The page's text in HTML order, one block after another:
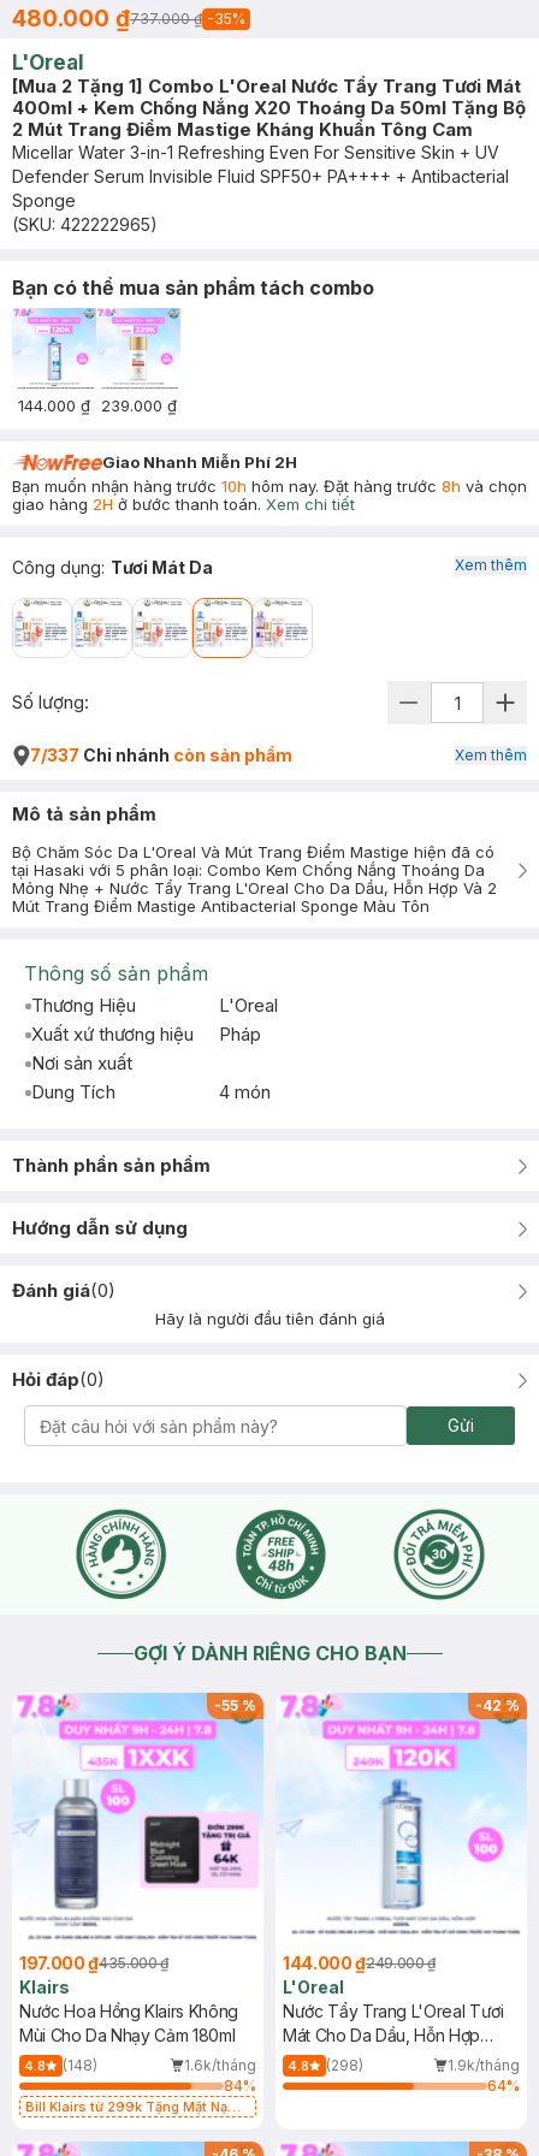
480.000 ₫737.000 ₫ -35%
L'Oreal
[Mua 2 Tặng 1] Combo L'Oreal Nước Tẩy Trang Tươi Mát
400ml + Kem Chống Nắng X20 Thoáng Da 50ml Tặng Bộ
2 Mút Trang Điểm Mastige Kháng Khuẩn Tông Cam
Micellar Water 3-in-1 Refreshing Even For Sensitive Skin + UV
Defender Serum Invisible Fluid SPF50+ PA++++ + Antibacterial
Sponge
(SKU: 422222965)
Bạn có thể mua sản phẩm tách combo
144.000 ₫ 239.000 ₫
Giao Nhanh Miễn Phí 2H
Bạn muốn nhận hàng trước 10h hôm nay. Đặt hàng trước 8h và chọn
giao hàng 2H ở bước thanh toán. Xem chi tiết
Công dụng: Tươi Mát Da Xem thêm
Số lượng:
7/337 Chi nhánh còn sản phẩm Xem thêm
Mô tả sản phẩm
Bộ Chăm Sóc Da L'Oreal Và Mút Trang Điểm Mastige hiện đã có
tại Hasaki với 5 phân loại: Combo Kem Chống Nắng Thoáng Da
Mỏng Nhẹ + Nước Tẩy Trang L'Oreal Cho Da Dầu, Hỗn Hợp Và 2
Mút Trang Điểm Mastige Antibacterial Sponge Màu Tôn
Thông số sản phẩm
Thương Hiệu
L'Oreal
Xuất xứ thương hiệu
Pháp
Nơi sản xuất
Dung Tích
4 món
Thành phần sản phẩm
Hướng dẫn sử dụng
Đánh giá(0)
Hãy là người đầu tiên đánh giá
Hỏi đáp(0)
Gửi
GỢI Ý DÀNH RIÊNG CHO BẠN
-55%
197.000 ₫435.000 ₫
Klairs
Nước Hoa Hồng Klairs Không
Mùi Cho Da Nhạy Cảm 180ml
4.8 (148)
1.6k/tháng
84%
Bill Klairs từ 299k Tặng Mặt Nạ
25ml (SL Có Hạn)
-42%
144.000 ₫249.000 ₫
L'Oreal
Nước Tẩy Trang L'Oreal Tươi
Mát Cho Da Dầu, Hỗn Hợp
400ml
4.8 (298)
1.9k/tháng
64%